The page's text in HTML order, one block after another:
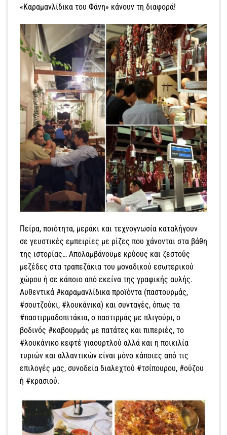
«Καραµανλίδικα του Φάνη» κάνουν τη διαφορά!
Πείρα, ποιότητα, µεράκι και τεχνογνωσία καταλήγουν
σε γευστικές εµπειρίες µε ρίζες που χάνονται στα βάθη
της ιστορίας… Απολαµβάνουµε κρύους και ζεστούς
µεζέδες στα τραπεζάκια του µοναδικού εσωτερικού
χώρου ή σε κάποιο από εκείνα της γραφικής αυλής.
Αυθεντικά #καραµανλίδικα προϊόντα (παστουρµάς,
#σουτζούκι, #λουκάνικα) και συνταγές, όπως τα
#παστιρµαδοπιτάκια, ο παστιρµάς µε πλιγούρι, ο
βοδινός #καβουρµάς µε πατάτες και πιπεριές, το
#λουκάνικο κεφτέ γιαουρτλού αλλά και η ποικιλία
τυριών και αλλαντικών είναι µόνο κάποιες από τις
επιλογές µας, συνοδεία διαλεχτού #τσίπουρου, #ούζου
ή #κρασιού.